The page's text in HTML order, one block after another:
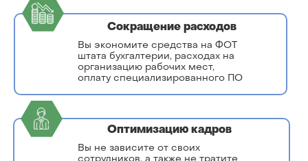
Вы экономите средства на ФОТ
штата бухгалтерии, расходах на
организацию рабочих мест,
оплату специализированного ПО
Сокращение расходов
Вы не зависите от своих
Оптимизацию кадров